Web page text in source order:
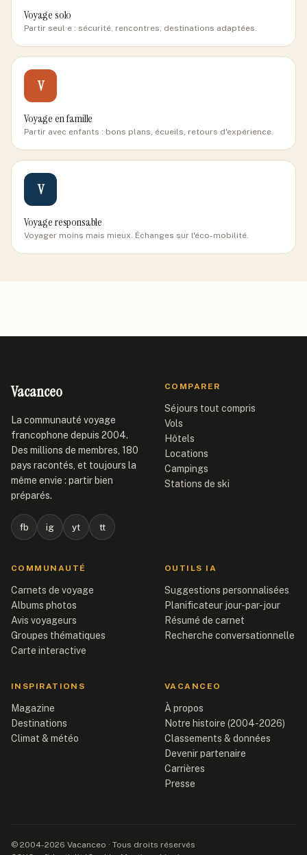
Voyage solo
Partir seul·e : sécurité, rencontres, destinations adaptées.
V
Voyage en famille
Partir avec enfants : bons plans, écueils, retours d'expérience.
V
Voyage responsable
Voyager moins mais mieux. Échanges sur l'éco-mobilité.
Vacanceo
La communauté voyage
francophone depuis 2004.
Des millions de membres, 180
pays racontés, et toujours la
même envie : partir bien
préparés.
fb ig yt tt
COMPARER
Séjours tout compris
Vols
Hôtels
Locations
Campings
Stations de ski
COMMUNAUTÉ
Carnets de voyage
Albums photos
Avis voyageurs
Groupes thématiques
Carte interactive
OUTILS IA
Suggestions personnalisées
Planificateur jour-par-jour
Résumé de carnet
Recherche conversationnelle
INSPIRATIONS
Magazine
Destinations
Climat & météo
VACANCEO
À propos
Notre histoire (2004-2026)
Classements & données
Devenir partenaire
Carrières
Presse
© 2004-2026 Vacanceo · Tous droits réservés